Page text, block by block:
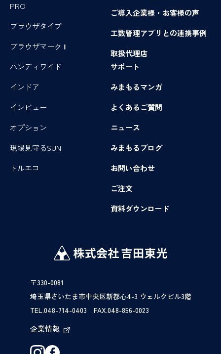
〒330-0081
埼玉県さいたま市中央区新都心4-3 ウェルクビル3階
TEL.048-714-0403 FAX.048-856-0023
企業情報
PRO
ブラウザタイプ
ブラウザマーク II
ハンディワイド
インドア
インビュー
オプション
現場見守るSUN
トルエコ
ご導入企業様・お客様の声
工数管理アプリとの連携事例
取扱代理店
サポート
みまもるマンガ
よくあるご質問
ニュース
みまもるブログ
お問い合わせ
ご注文
資料ダウンロード